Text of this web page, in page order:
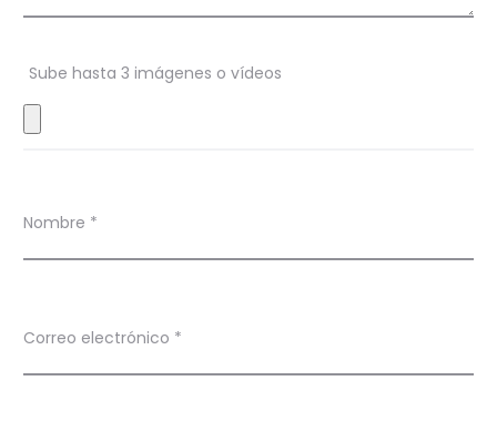
s
Sube hasta 3 imágenes o vídeos
Nombre *
Correo electrónico *